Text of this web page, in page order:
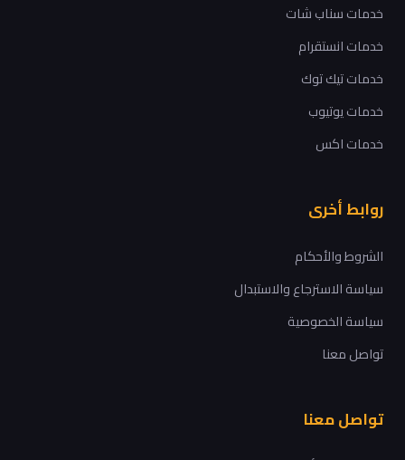
خدمات سناب شات
خدمات انستقرام
خدمات تيك توك
خدمات يوتيوب
خدمات اكس
روابط أخرى
الشروط والأحكام
سياسة الاسترجاع والاستبدال
سياسة الخصوصية
تواصل معنا
تواصل معنا